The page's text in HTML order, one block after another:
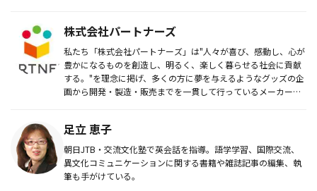
株式会社パートナーズ
私たち「株式会社パートナーズ」は"人々が喜び、感動し、心が
豊かになるものを創造し、明るく、楽しく暮らせる社会に貢献
する。"を理念に掲げ、多くの方に夢を与えるようなグッズの企
画から開発・製造・販売までを一貫して行っているメーカーで
足立 恵子
朝日JTB・交流文化塾で英会話を指導。語学学習、国際交流、
異文化コミュニケーションに関する書籍や雑誌記事の編集、執
筆も手がけている。